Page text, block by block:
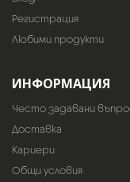
Регистрация
Любими продукти
ИНФОРМАЦИЯ
Често задавани
Доставка
Кариери
Общи условия